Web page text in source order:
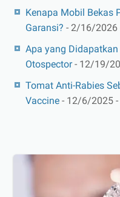
Kenapa Mobil Bekas
Garansi? - 2/16/2026
Apa yang
Otospector- 12/19/
Tomat Anti-Rabies
Vaccine - 12/6/2025